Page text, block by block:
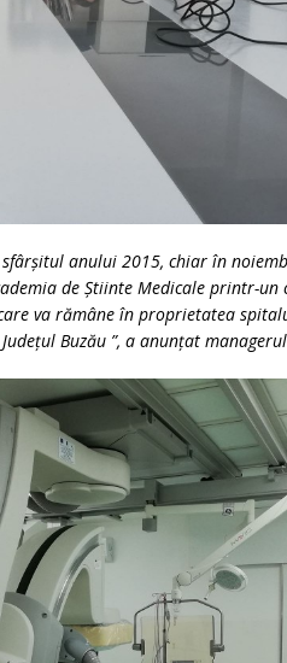
anului 2015, chiar în
de Știinte Medicale printr-un
va rămâne în proprietatea
Buzău ”, a anunțat